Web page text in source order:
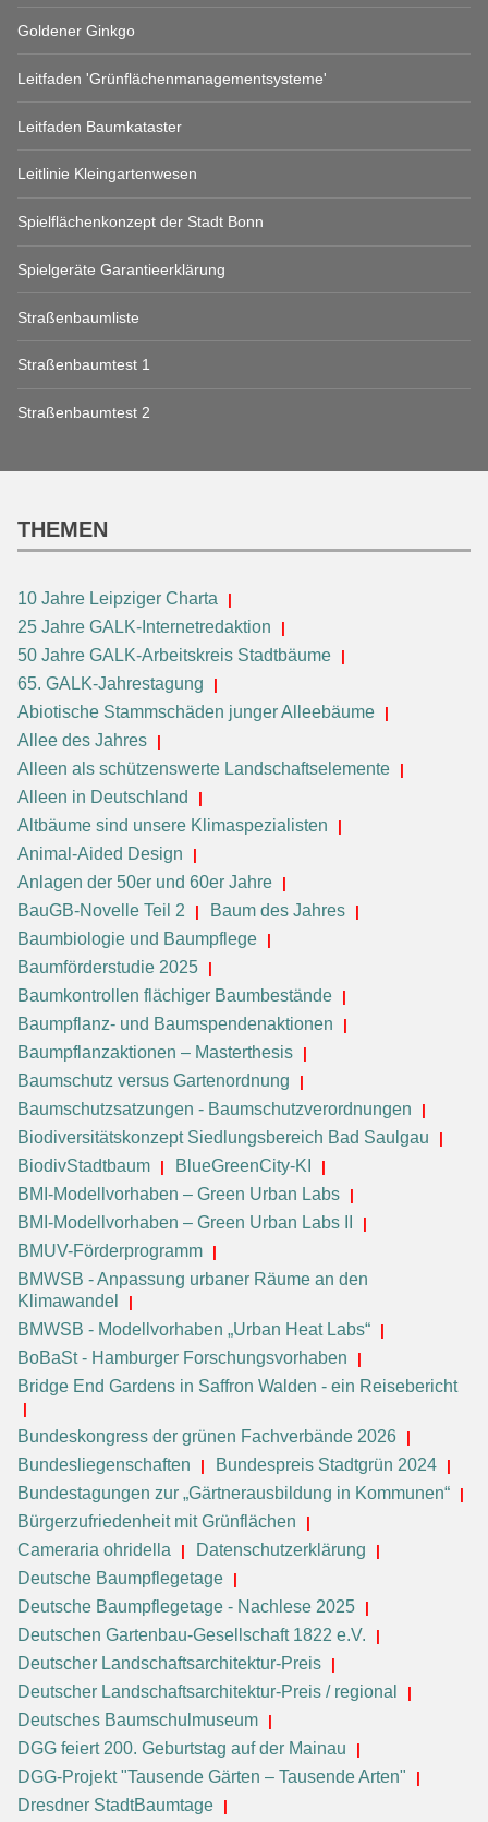
Goldener Ginkgo
Leitfaden 'Grünflächenmanagementsysteme'
Leitfaden Baumkataster
Leitlinie Kleingartenwesen
Spielflächenkonzept der Stadt Bonn
Spielgeräte Garantieerklärung
Straßenbaumliste
Straßenbaumtest 1
Straßenbaumtest 2
THEMEN
10 Jahre Leipziger Charta
25 Jahre GALK-Internetredaktion
50 Jahre GALK-Arbeitskreis Stadtbäume
65. GALK-Jahrestagung
Abiotische Stammschäden junger Alleebäume
Allee des Jahres
Alleen als schützenswerte Landschaftselemente
Alleen in Deutschland
Altbäume sind unsere Klimaspezialisten
Animal-Aided Design
Anlagen der 50er und 60er Jahre
BauGB-Novelle Teil 2
Baum des Jahres
Baumbiologie und Baumpflege
Baumförderstudie 2025
Baumkontrollen flächiger Baumbestände
Baumpflanz- und Baumspendenaktionen
Baumpflanzaktionen – Masterthesis
Baumschutz versus Gartenordnung
Baumschutzsatzungen - Baumschutzverordnungen
Biodiversitätskonzept Siedlungsbereich Bad Saulgau
BiodivStadtbaum
BlueGreenCity-KI
BMI-Modellvorhaben – Green Urban Labs
BMI-Modellvorhaben – Green Urban Labs II
BMUV-Förderprogramm
BMWSB - Anpassung urbaner Räume an den
Klimawandel
BMWSB - Modellvorhaben „Urban Heat Labs“
BoBaSt - Hamburger Forschungsvorhaben
Bridge End Gardens in Saffron Walden - ein Reisebericht
Bundeskongress der grünen Fachverbände 2026
Bundesliegenschaften
Bundespreis Stadtgrün 2024
Bundestagungen zur „Gärtnerausbildung in Kommunen“
Bürgerzufriedenheit mit Grünflächen
Cameraria ohridella
Datenschutzerklärung
Deutsche Baumpflegetage
Deutsche Baumpflegetage - Nachlese 2025
Deutschen Gartenbau-Gesellschaft 1822 e.V.
Deutscher Landschaftsarchitektur-Preis
Deutscher Landschaftsarchitektur-Preis / regional
Deutsches Baumschulmuseum
DGG feiert 200. Geburtstag auf der Mainau
DGG-Projekt "Tausende Gärten – Tausende Arten"
Dresdner StadtBaumtage